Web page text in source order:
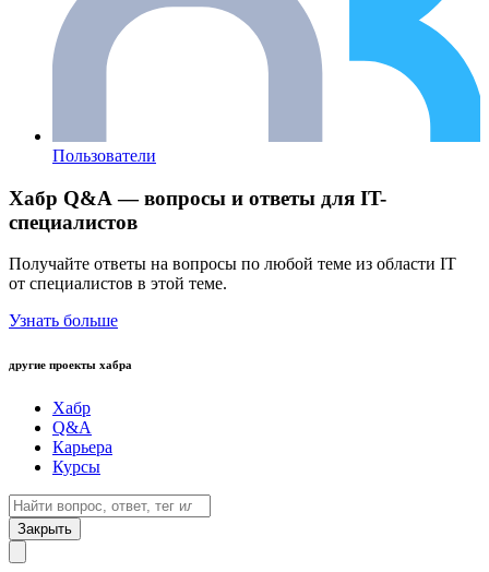
Пользователи
Хабр Q&A — вопросы и ответы для IT-
специалистов
Получайте ответы на вопросы по любой теме из области IT
от специалистов в этой теме.
Узнать больше
другие проекты хабра
Хабр
Q&A
Карьера
Курсы
Закрыть